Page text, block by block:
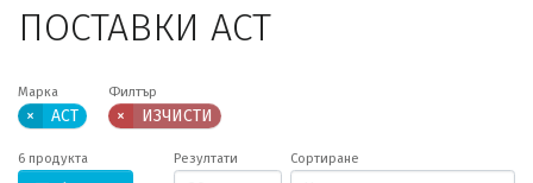
ПОСТАВКИ ACT
Марка
× ACT
Филтър
× ИЗЧИСТИ
6 продукта Резултати Сортиране